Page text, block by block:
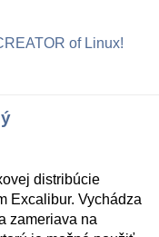
of Linux!
distribúcie
Excalibur. Vychádza
zameriava na